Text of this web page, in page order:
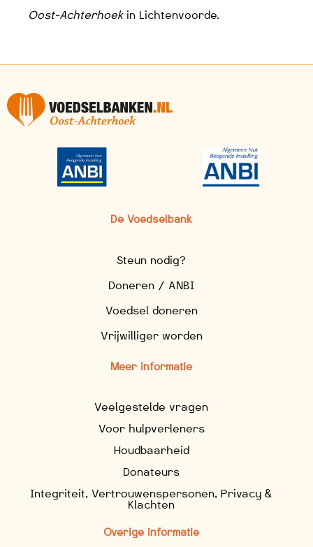
Oost-Achterhoekin Lichtenvoorde.
De Voedselbank
Steun nodig?
Doneren / ANBI
Voedsel doneren
Vrijwilliger worden
Meer informatie
Veelgestelde vragen
Voor hulpverleners
Houdbaarheid
Donateurs
Integriteit, Vertrouwenspersonen, Privacy &
Klachten
Overige informatie